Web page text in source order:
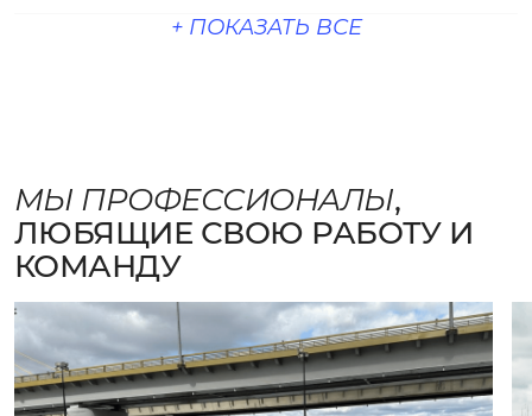
+ ПОКАЗАТЬ ВСЕ
МЫ ПРОФЕССИОНАЛЫ,
ЛЮБЯЩИЕ СВОЮ РАБОТУ И
КОМАНДУ